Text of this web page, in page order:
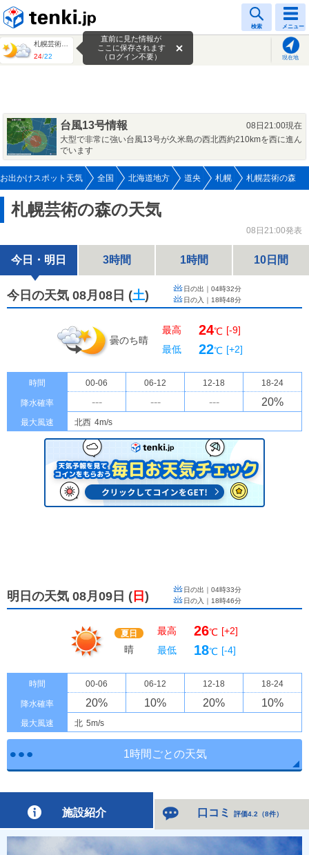
検索 メニュー
24/22 現在地
直前に見た情報が
ここに保存されます
（ログイン不要）
台風13号情報
08日21:00現在
大型で非常に強い台風13号が久米島の西北西約210kmを西に進ん
でいます
お出かけスポット天気 全国 北海道地方 道央 札幌 札幌芸術の森
札幌芸術の森の天気
08日21:00発表
今日・明日 3時間 1時間 10日間
今日の天気 08月08日 (土) 日の出｜ 04時32分
日の入｜ 18時48分
曇のち晴
最高 24℃ [-9]
最低
22℃ [+2]
時間 00-06 06-12 12-18 18-24
降水確率 --- --- --- 20%
最大風速 北西 4m/s
明日の天気 08月09日 ( 日 ) 日の出｜ 04時33分
日の入｜ 18時46分
夏日
晴
最高 26℃ [+2]
最低
18℃ [-4]
時間 00-06 06-12 12-18 18-24
降水確率 20% 10% 20% 10%
最大風速 北 5m/s
1時間ごとの天気
施設紹介 口コミ 評価4.2 （8件）